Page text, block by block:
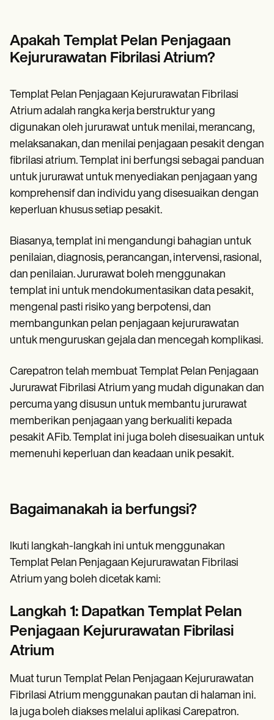
Apakah Templat Pelan Penjagaan
Kejururawatan Fibrilasi Atrium?
Templat Pelan Penjagaan Kejururawatan Fibrilasi
Atrium adalah rangka kerja berstruktur yang
digunakan oleh jururawat untuk menilai, merancang,
melaksanakan, dan menilai penjagaan pesakit dengan
fibrilasi atrium. Templat ini berfungsi sebagai panduan
untuk jururawat untuk menyediakan penjagaan yang
komprehensif dan individu yang disesuaikan dengan
keperluan khusus setiap pesakit.
Biasanya, templat ini mengandungi bahagian untuk
penilaian, diagnosis, perancangan, intervensi, rasional,
dan penilaian. Jururawat boleh menggunakan
templat ini untuk mendokumentasikan data pesakit,
mengenal pasti risiko yang berpotensi, dan
membangunkan pelan penjagaan kejururawatan
untuk menguruskan gejala dan mencegah komplikasi.
Carepatron telah membuat Templat Pelan Penjagaan
Jururawat Fibrilasi Atrium yang mudah digunakan dan
percuma yang disusun untuk membantu jururawat
memberikan penjagaan yang berkualiti kepada
pesakit AFib. Templat ini juga boleh disesuaikan untuk
memenuhi keperluan dan keadaan unik pesakit.
Bagaimanakah ia berfungsi?
Ikuti langkah-langkah ini untuk menggunakan
Templat Pelan Penjagaan Kejururawatan Fibrilasi
Atrium yang boleh dicetak kami:
Langkah 1: Dapatkan Templat Pelan
Penjagaan Kejururawatan Fibrilasi
Atrium
Muat turun Templat Pelan Penjagaan Kejururawatan
Fibrilasi Atrium menggunakan pautan di halaman ini.
Ia juga boleh diakses melalui aplikasi Carepatron.